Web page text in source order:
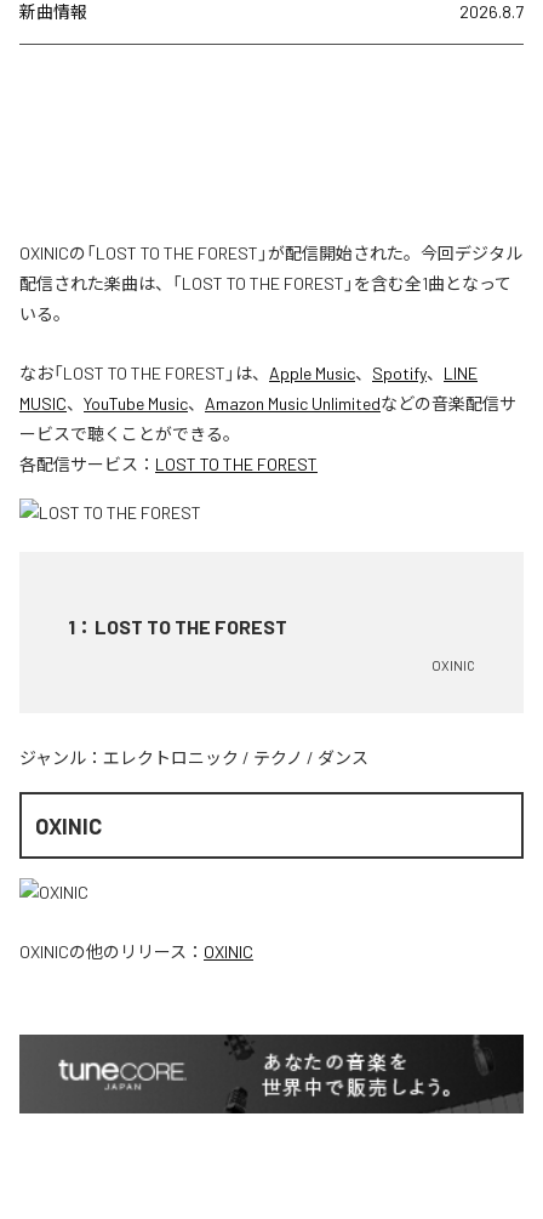
新曲情報 2026.8.7
OXINICの「LOST TO THE FOREST」が配信開始された。今回デジタル
配信された楽曲は、「LOST TO THE FOREST」を含む全1曲となって
いる。
なお「LOST TO THE FOREST 」は、 Apple Music、 Spotify、 LINE
MUSIC、 YouTube Music、 Amazon Music Unlimitedなどの音楽配信サ
ービスで聴くことができる。
各配信サービス： LOST TO THE FOREST
1 ： LOST TO THE FOREST
OXINIC
ジャンル： エレクトロニック / テクノ / ダンス
OXINIC
OXINICの他のリリース： OXINIC